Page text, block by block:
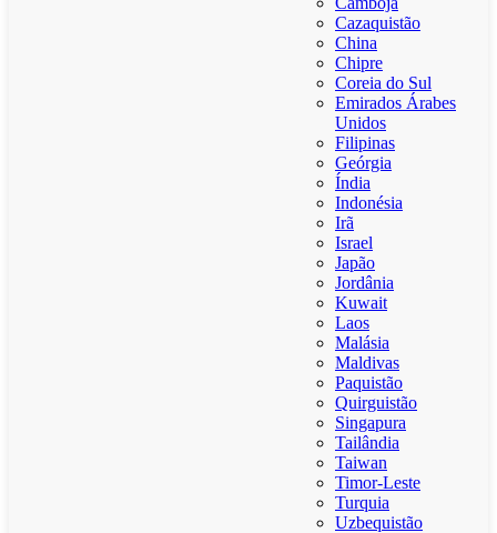
Cazaquistão
China
Chipre
Coreia do Sul
Emirados Árabes
Unidos
Filipinas
Geórgia
Índia
Indonésia
Irã
Israel
Japão
Jordânia
Kuwait
Laos
Malásia
Maldivas
Paquistão
Quirguistão
Singapura
Tailândia
Taiwan
Timor-Leste
Turquia
Uzbequistão